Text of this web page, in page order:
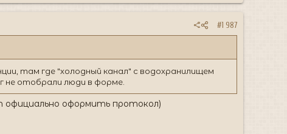
#1 987
там где "холодный канал" с водохранилищем
не отобрали люди в форме.
оформить протокол)